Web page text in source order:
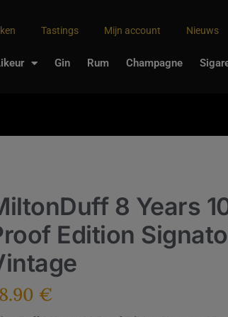
Tastings Mijn account Nieuws
Gin Rum Champagne
8 Years
Edition
€